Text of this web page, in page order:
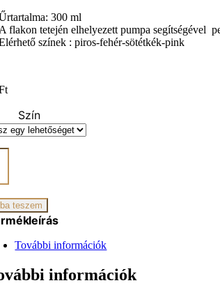
300 ml
flakon tetején elhelyezett pumpa segítségével
színek : piros-fehér-sötétkék-pink
Szín
teszem
További információk
információk